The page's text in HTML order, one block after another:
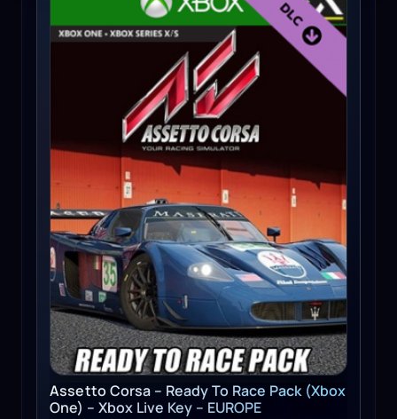
Assetto Corsa – Ready To Race Pack (Xbox
One) – Xbox Live Key – EUROPE